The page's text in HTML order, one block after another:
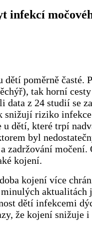
infekcí
poměrně časté.
tak horní
z 24 studií se
snižují riziko
dětí, které trpí
byl
zadržování močení.
kojení.
kojení více
aktualitách
dětí infekcemi
že kojení snižuje